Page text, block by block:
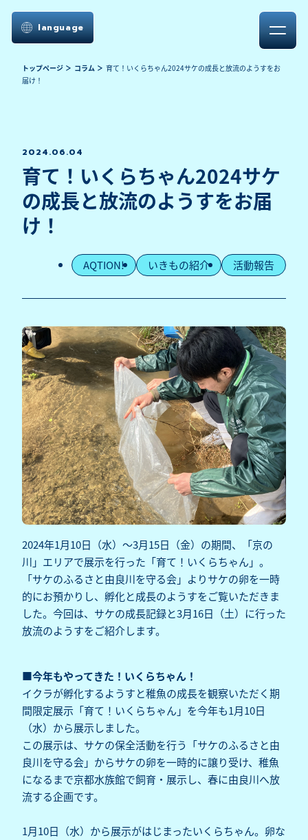
language
トップページ コラム
育て！いくらちゃん2024サケの成長と放流のようすをお
届け！
2024.06.04
育て！いくらちゃん2024サケ
の成長と放流のようすをお届
け！
AQTION! いきもの紹介 活動報告
2024年1月10日（水）～3月15日（金）の期間、「京の
川」エリアで展示を行った「育て！いくらちゃん」。
「サケのふるさと由良川を守る会」よりサケの卵を一時
的にお預かりし、孵化と成長のようすをご覧いただきま
した。今回は、サケの成長記録と3月16日（土）に行った
放流のようすをご紹介します。
■今年もやってきた！いくらちゃん！
イクラが孵化するようすと稚魚の成長を観察いただく期
間限定展示「育て！いくらちゃん」を今年も1月10日
（水）から展示しました。
この展示は、サケの保全活動を行う「サケのふるさと由
良川を守る会」からサケの卵を一時的に譲り受け、稚魚
になるまで京都水族館で飼育・展示し、春に由良川へ放
流する企画です。
1月10日（水）から展示がはじまったいくらちゃん。卵な